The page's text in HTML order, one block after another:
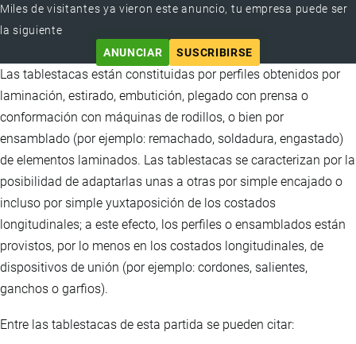
Miles de visitantes ya vieron este anuncio, tu empresa puede ser
la siguiente
ANUNCIAR
SUSCRIBIRSE
Las tablestacas están constituidas por perfiles obtenidos por
laminación, estirado, embutición, plegado con prensa o
conformación con máquinas de rodillos, o bien por
ensamblado (por ejemplo: remachado, soldadura, engastado)
de elementos laminados. Las tablestacas se caracterizan por la
posibilidad de adaptarlas unas a otras por simple encajado o
incluso por simple yuxtaposición de los costados
longitudinales; a este efecto, los perfiles o ensamblados están
provistos, por lo menos en los costados longitudinales, de
dispositivos de unión (por ejemplo: cordones, salientes,
ganchos o garfios).
Entre las tablestacas de esta partida se pueden citar: